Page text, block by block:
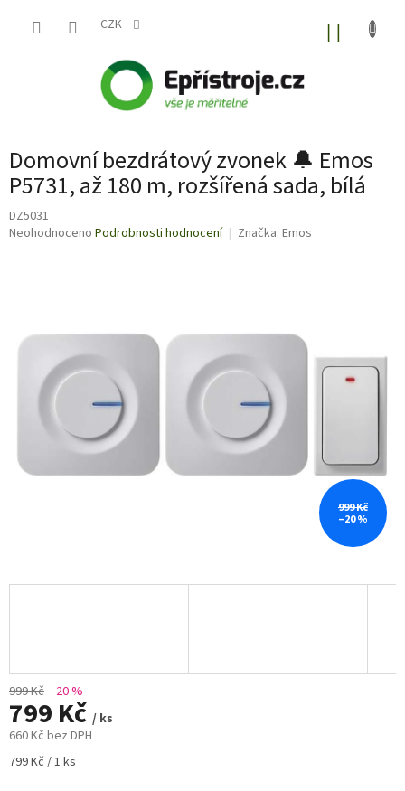
CZK
Domovní bezdrátový zvonek 🔔 Emos
P5731, až 180 m, rozšířená sada, bílá
DZ5031
Průměrné
hvězdiček.
Neohodnoceno Podrobnosti hodnocení Značka: Emos
999 Kč
–20 %
999 Kč –20 %
799 Kč / ks
660 Kč bez DPH
Měrná
799 Kč / 1 ks